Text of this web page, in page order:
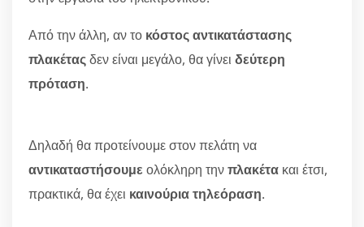
Από την άλλη, αν το κόστος αντικατάστασης
πλακέταςδεν είναι μεγάλο, θα γίνει δεύτερη
πρόταση.
Δηλαδή θα προτείνουμε στον πελάτη να
αντικαταστήσουμε ολόκληρη τηνπλακέτα και έτσι,
πρακτικά, θα έχει καινούρια τηλεόραση.